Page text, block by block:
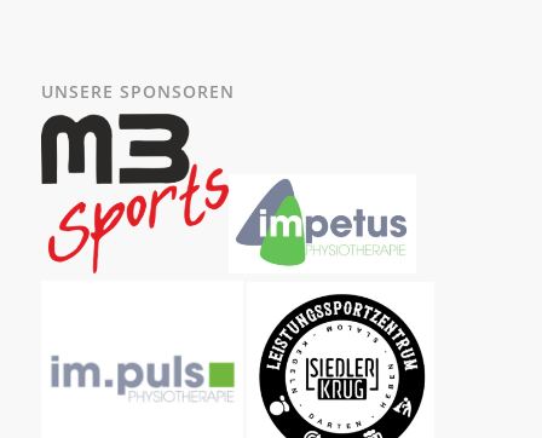
UNSERE SPONSOREN